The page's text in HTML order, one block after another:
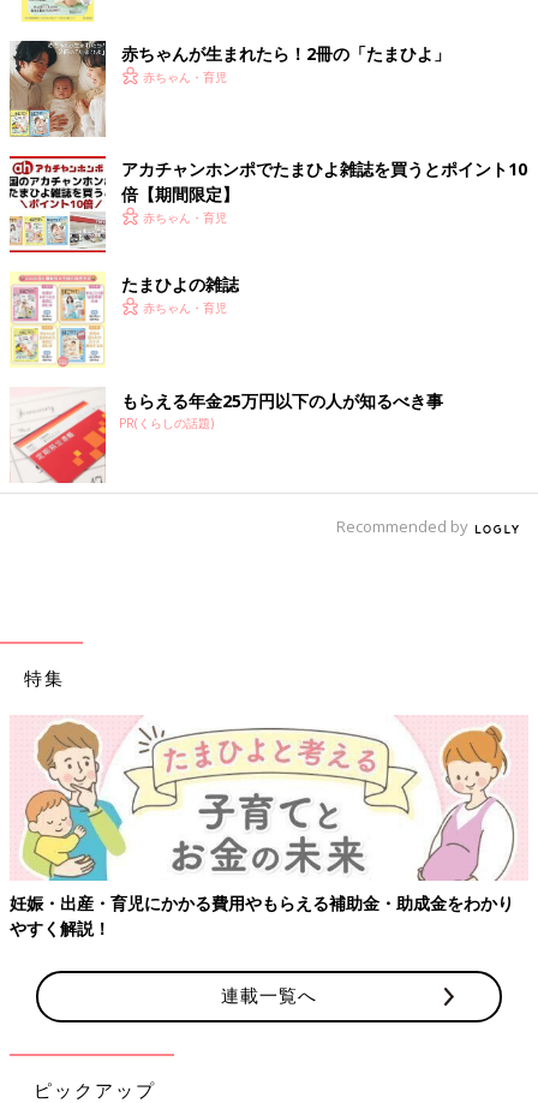
赤ちゃんが生まれたら！2冊の「たまひよ」
赤ちゃん・育児
アカチャンホンポでたまひよ雑誌を買うとポイント10
倍【期間限定】
赤ちゃん・育児
たまひよの雑誌
赤ちゃん・育児
もらえる年金25万円以下の人が知るべき事
PR(くらしの話題)
Recommended by
特集
妊娠・出産・育児にかかる費用やもらえる補助金・助成金をわかり
やすく解説！
連載一覧へ
ピックアップ